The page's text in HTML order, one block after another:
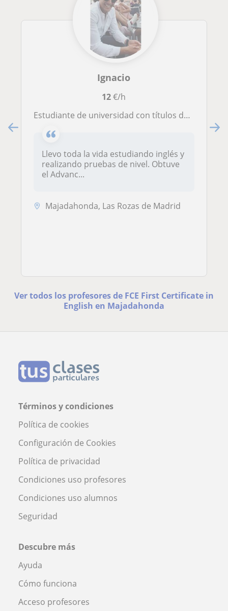
Ignacio
12€/h
Estudiante de universidad con títulos de Advanced y First Certificate obtenidos en la etapa de colegio y con experiencia laboral en inglés en EEUU por dos veranos seguidos
Llevo toda la vida estudiando inglés y
realizando pruebas de nivel. Obtuve
el Advanc...
Majadahonda, Las Rozas de Madrid
Ver todos los profesores de FCE First Certificate in
English en Majadahonda
Términos y condiciones
Política de cookies
Configuración de Cookies
Política de privacidad
Condiciones uso profesores
Condiciones uso alumnos
Seguridad
Descubre más
Ayuda
Cómo funciona
Acceso profesores